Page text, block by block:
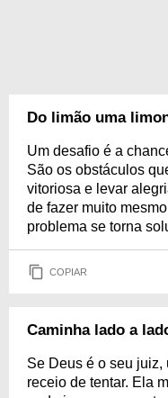
Do limão uma
Um desafio é a
São os obstáculos
vitoriosa e levar
de fazer muito
problema se torna
COPIAR
Caminha lado a
Se Deus é o seu
receio de tentar. Ela